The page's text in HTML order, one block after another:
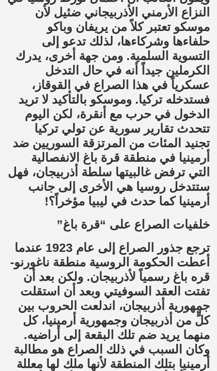
النزاع الأرمني الأذربيجاني ضئيل لأن
موسكو تعتبر كلاً من يريفان وباكو
حلفاءها وشركاءها، لذلك تدعو إلى
التسوية السلمية. ومن جهة أخرى، يدرك
الكرملين جيداً أنه في حال التدخل
عسكرياً في هذا الصراع في القوقاز،
فستدخله تركيا. وموسكو بالتأكيد لا تريد
الدخول في حرب مع أنقرة، لكن اليوم
تتحدث تقارير سورية عن تولي تركيا
تجنيد المئات من المرتزقة السوريين ضد
أرمينيا في منطقة قرة باغ الانفصالية
التي ترفض غالبيتها سلطة أذربيجان، فهل
ستتدخل روسيا هي الأخرى إلى جانب
أرمينيا كما حدث في ليبيا مؤخراً؟!
خلفيات الصراع على “قرة باغ”
ترجع جذور الصراع إلى عام 1923 عندما
أعطت الحكومة الروسية منطقة ناغورنو-
قره باغ رسمياً لأذربيجان. ولكن بعد أن
تفتت العقد السوفيتي وبعد أن استقلت
جمهورية أذربيجان، اندلعت الحروب بين
كلٍّ من أذربيجان وجمهورية أرمينيا، كل
منهما يريد ضم تلك البقعة إلى أراضيه.
وكان السبب في ذلك الصراع هو مطالبة
أرمينيا بتلك المنطقة لأنها ملك لها معللة